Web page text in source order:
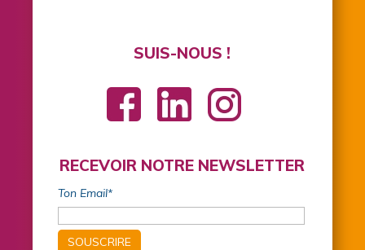
SUIS-NOUS !
RECEVOIR NOTRE NEWSLETTER
Ton Email*